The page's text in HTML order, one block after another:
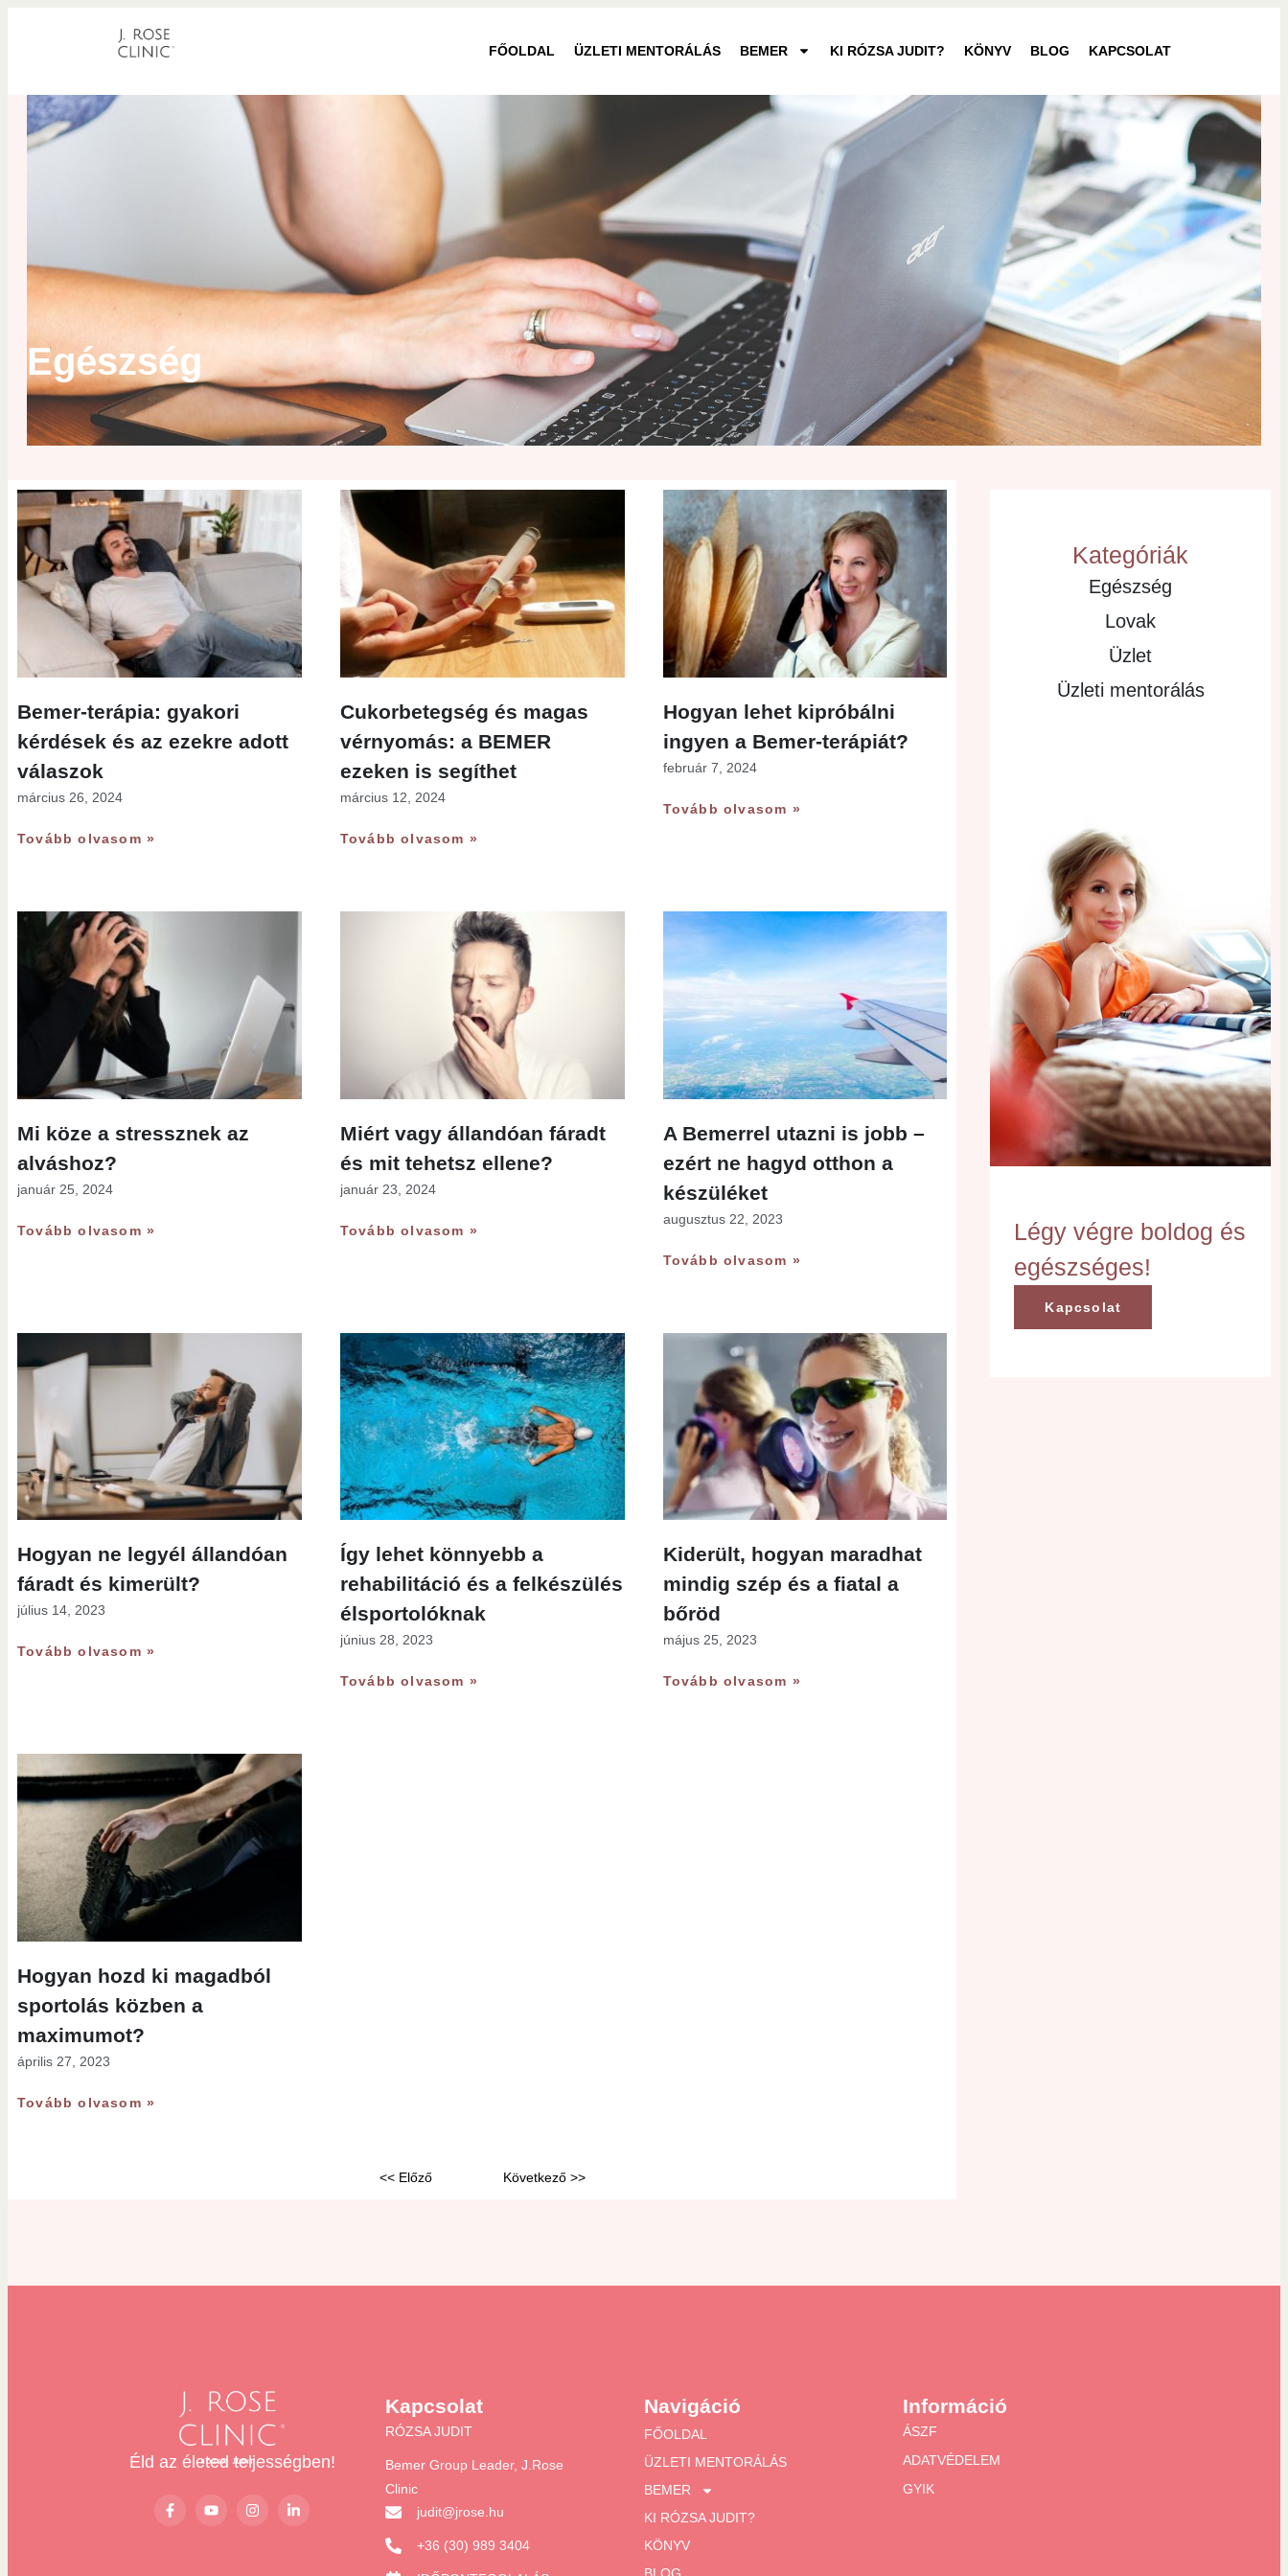
FŐOLDAL ÜZLETI MENTORÁLÁS BEMER KI RÓZSA JUDIT? KÖNYV BLOG KAPCSOLAT
Egészség
Bemer-terápia: gyakori
kérdések és az ezekre adott
válaszok
március 26, 2024
Tovább olvasom »
Cukorbetegség és magas
vérnyomás: a BEMER
ezeken is segíthet
március 12, 2024
Tovább olvasom »
Hogyan lehet kipróbálni
ingyen a Bemer-terápiát?
február 7, 2024
Tovább olvasom »
Mi köze a stressznek az
alváshoz?
január 25, 2024
Tovább olvasom »
Miért vagy állandóan fáradt
és mit tehetsz ellene?
január 23, 2024
Tovább olvasom »
A Bemerrel utazni is jobb –
ezért ne hagyd otthon a
készüléket
augusztus 22, 2023
Tovább olvasom »
Hogyan ne legyél állandóan
fáradt és kimerült?
július 14, 2023
Tovább olvasom »
Így lehet könnyebb a
rehabilitáció és a felkészülés
élsportolóknak
június 28, 2023
Tovább olvasom »
Kiderült, hogyan maradhat
mindig szép és a fiatal a
bőröd
május 25, 2023
Tovább olvasom »
Hogyan hozd ki magadból
sportolás közben a
maximumot?
április 27, 2023
Tovább olvasom »
<< Előző Következő >>
Kategóriák
Egészség
Lovak
Üzlet
Üzleti mentorálás
Légy végre boldog és
egészséges!
Kapcsolat
Éld az életed teljességben!
Kapcsolat
RÓZSA JUDIT
Bemer Group Leader, J.Rose
Clinic
judit@jrose.hu
+36 (30) 989 3404
Navigáció
FŐOLDAL
ÜZLETI MENTORÁLÁS
BEMER
KI RÓZSA JUDIT?
KÖNYV
Információ
ÁSZF
ADATVÉDELEM
GYIK